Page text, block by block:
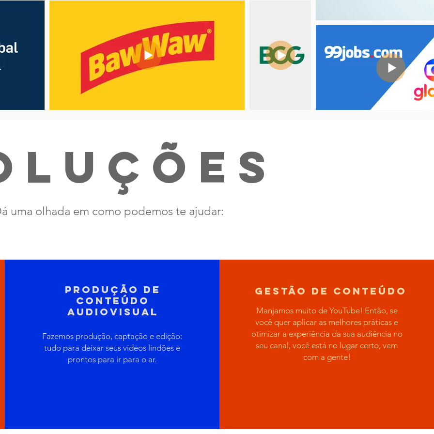
uma olhada em como podemos te ajudar:
Produção de
conteúdo
audiovisual
Fazemos produção, captação e edição:
tudo para deixar seus vídeos lindões e
prontos para ir para o ar.
Gestão de conteúdo
Manjamos muito de YouTube! Então, se
você quer aplicar as melhores práticas e
otimizar a experiência da sua audiência no
seu canal, você está no lugar certo, vem
com a gente!